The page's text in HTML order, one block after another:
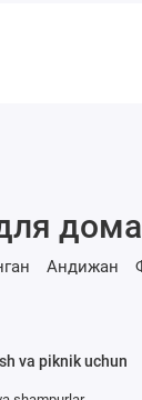
Андижан
va piknik uchun